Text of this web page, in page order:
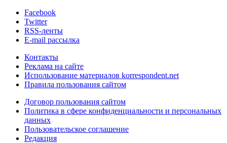
Facebook
Twitter
RSS-ленты
E-mail рассылка
Контакты
Реклама на сайте
Использование материалов korrespondent.net
Правила пользования сайтом
Договор пользования сайтом
Политика в сфере конфиденциальности и персональных
данных
Пользовательское соглашение
Редакция